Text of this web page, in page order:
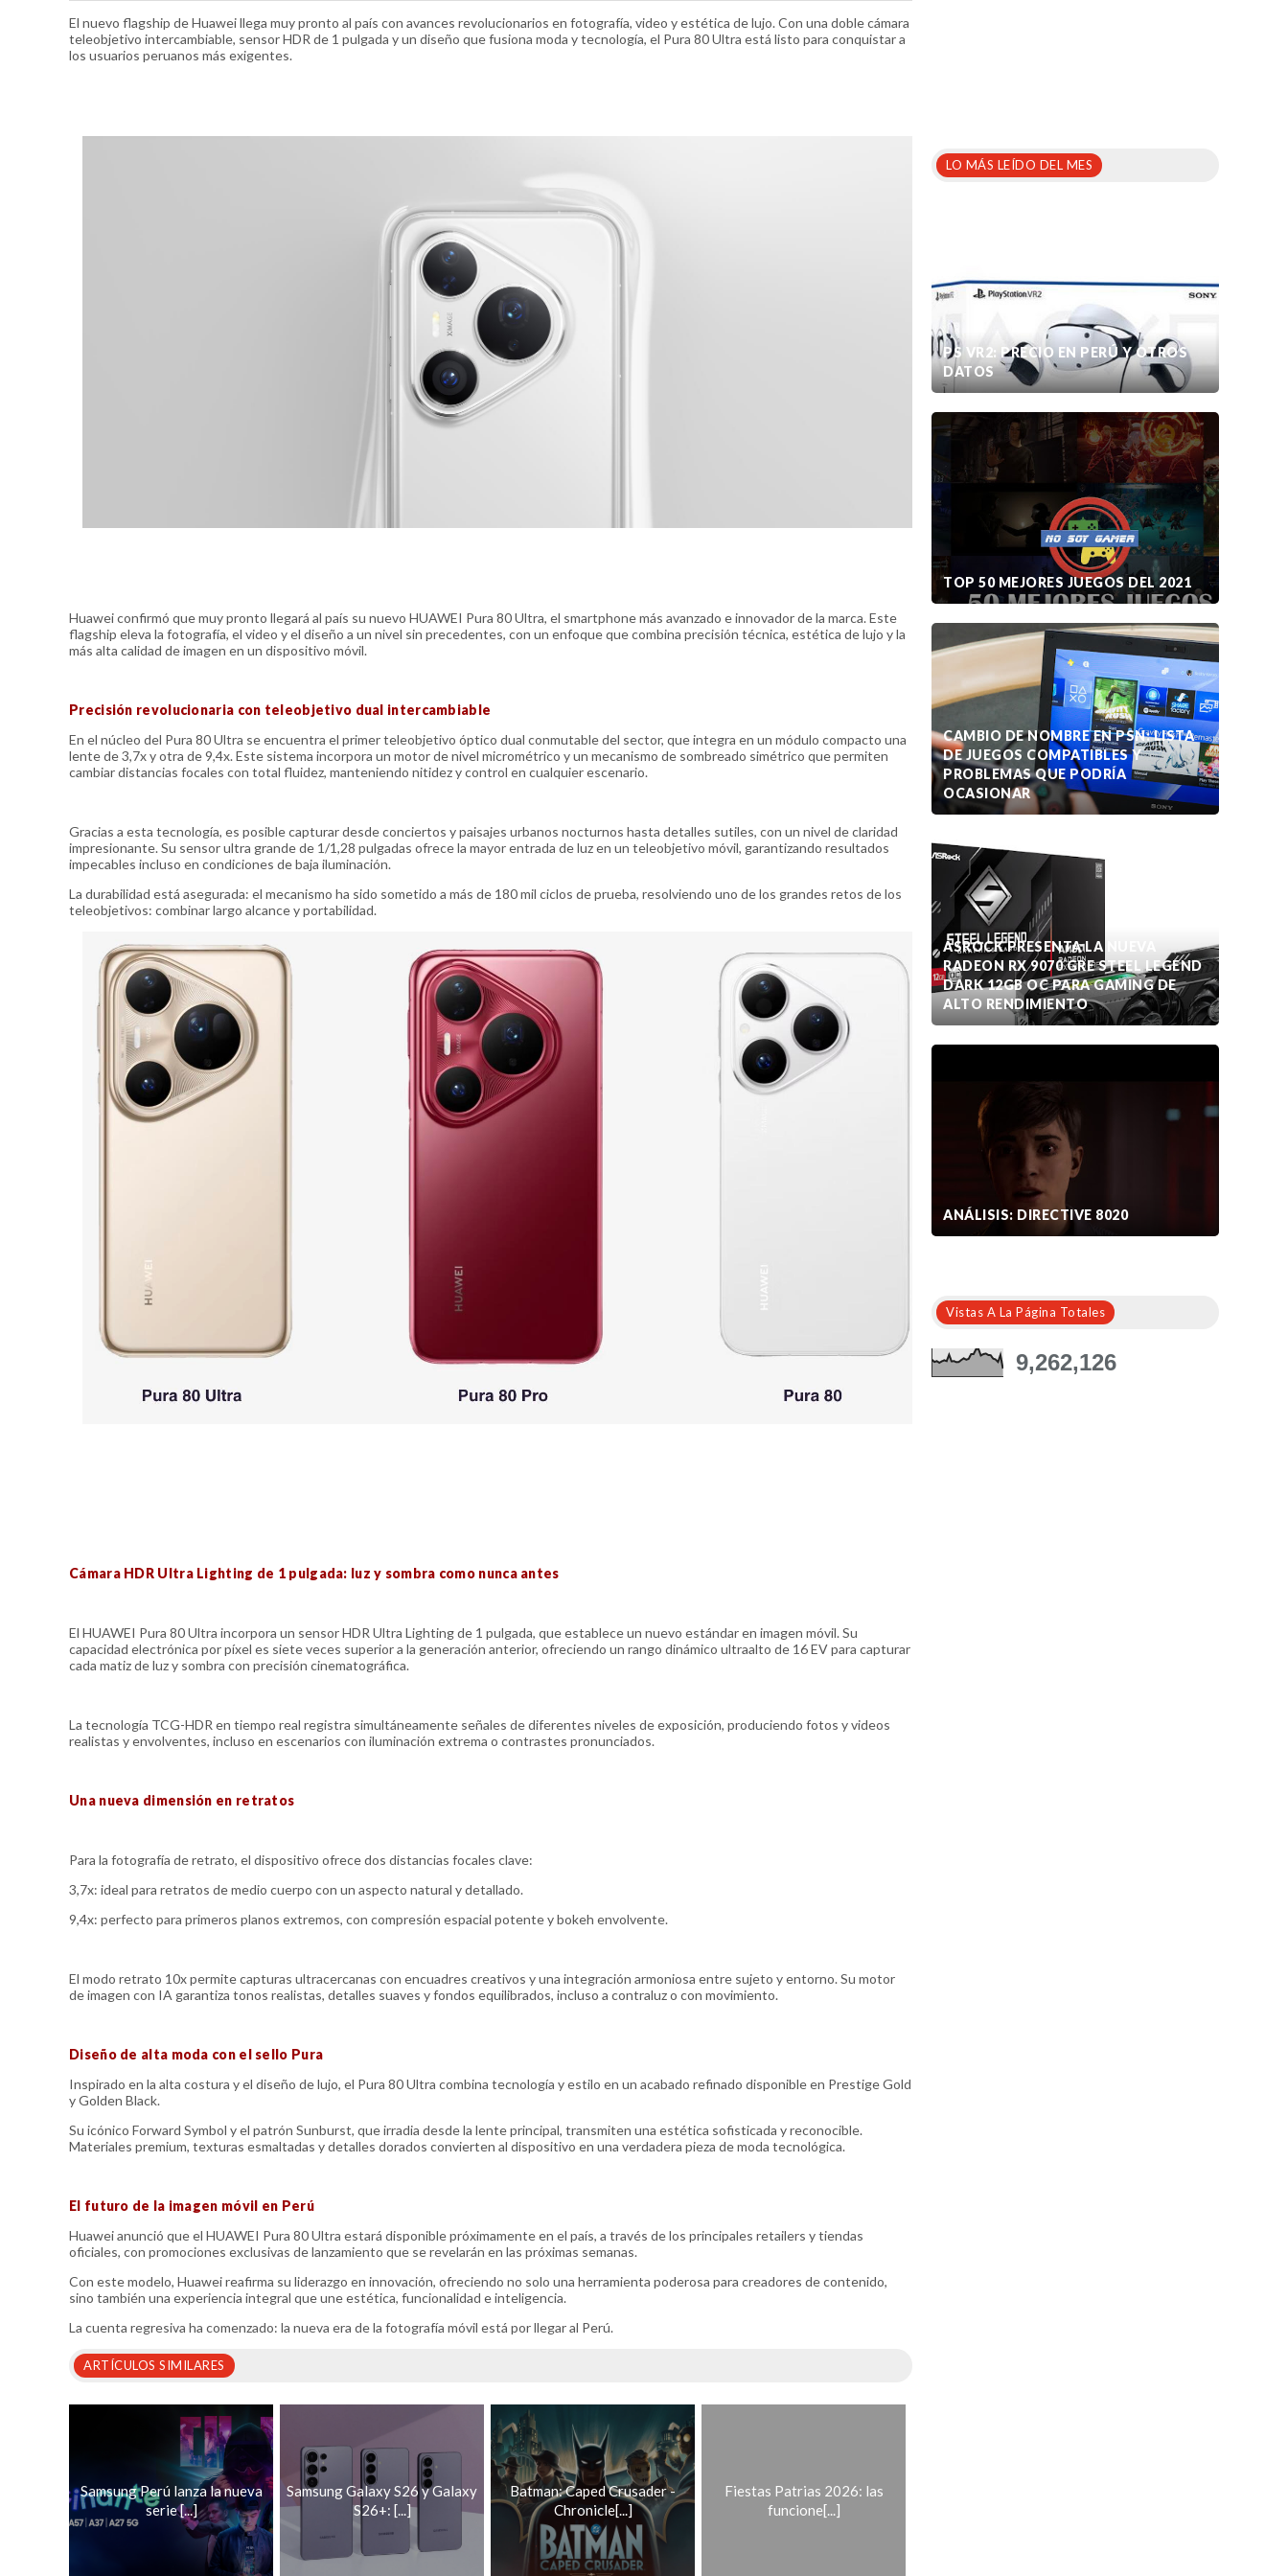
El nuevo flagship de Huawei llega muy pronto al país con avances revolucionarios en fotografía, video y estética de lujo. Con una doble cámara
teleobjetivo intercambiable, sensor HDR de 1 pulgada y un diseño que fusiona moda y tecnología, el Pura 80 Ultra está listo para conquistar a
los usuarios peruanos más exigentes.
Huawei confirmó que muy pronto llegará al país su nuevo HUAWEI Pura 80 Ultra, el smartphone más avanzado e innovador de la marca. Este
flagship eleva la fotografía, el video y el diseño a un nivel sin precedentes, con un enfoque que combina precisión técnica, estética de lujo y la
más alta calidad de imagen en un dispositivo móvil.
Precisión revolucionaria con teleobjetivo dual intercambiable
En el núcleo del Pura 80 Ultra se encuentra el primer teleobjetivo óptico dual conmutable del sector, que integra en un módulo compacto una
lente de 3,7x y otra de 9,4x. Este sistema incorpora un motor de nivel micrométrico y un mecanismo de sombreado simétrico que permiten
cambiar distancias focales con total fluidez, manteniendo nitidez y control en cualquier escenario.
Gracias a esta tecnología, es posible capturar desde conciertos y paisajes urbanos nocturnos hasta detalles sutiles, con un nivel de claridad
impresionante. Su sensor ultra grande de 1/1,28 pulgadas ofrece la mayor entrada de luz en un teleobjetivo móvil, garantizando resultados
impecables incluso en condiciones de baja iluminación.
La durabilidad está asegurada: el mecanismo ha sido sometido a más de 180 mil ciclos de prueba, resolviendo uno de los grandes retos de los
teleobjetivos: combinar largo alcance y portabilidad.
Cámara HDR Ultra Lighting de 1 pulgada: luz y sombra como nunca antes
El HUAWEI Pura 80 Ultra incorpora un sensor HDR Ultra Lighting de 1 pulgada, que establece un nuevo estándar en imagen móvil. Su
capacidad electrónica por píxel es siete veces superior a la generación anterior, ofreciendo un rango dinámico ultraalto de 16 EV para capturar
cada matiz de luz y sombra con precisión cinematográfica.
La tecnología TCG-HDR en tiempo real registra simultáneamente señales de diferentes niveles de exposición, produciendo fotos y videos
realistas y envolventes, incluso en escenarios con iluminación extrema o contrastes pronunciados.
Una nueva dimensión en retratos
Para la fotografía de retrato, el dispositivo ofrece dos distancias focales clave:
3,7x: ideal para retratos de medio cuerpo con un aspecto natural y detallado.
9,4x: perfecto para primeros planos extremos, con compresión espacial potente y bokeh envolvente.
El modo retrato 10x permite capturas ultracercanas con encuadres creativos y una integración armoniosa entre sujeto y entorno. Su motor
de imagen con IA garantiza tonos realistas, detalles suaves y fondos equilibrados, incluso a contraluz o con movimiento.
Diseño de alta moda con el sello Pura
Inspirado en la alta costura y el diseño de lujo, el Pura 80 Ultra combina tecnología y estilo en un acabado refinado disponible en Prestige Gold
y Golden Black.
Su icónico Forward Symbol y el patrón Sunburst, que irradia desde la lente principal, transmiten una estética sofisticada y reconocible.
Materiales premium, texturas esmaltadas y detalles dorados convierten al dispositivo en una verdadera pieza de moda tecnológica.
El futuro de la imagen móvil en Perú
Huawei anunció que el HUAWEI Pura 80 Ultra estará disponible próximamente en el país, a través de los principales retailers y tiendas
oficiales, con promociones exclusivas de lanzamiento que se revelarán en las próximas semanas.
Con este modelo, Huawei reafirma su liderazgo en innovación, ofreciendo no solo una herramienta poderosa para creadores de contenido,
sino también una experiencia integral que une estética, funcionalidad e inteligencia.
La cuenta regresiva ha comenzado: la nueva era de la fotografía móvil está por llegar al Perú.
ARTÍCULOS SIMILARES
Samsung Perú lanza la nueva
serie [...]
Samsung Galaxy S26 y Galaxy
S26+: [...]
Batman: Caped Crusader -
Chronicle[...]
Fiestas Patrias 2026: las
funcione[...]
LO MÁS LEÍDO DEL MES
PS VR2: PRECIO EN PERÚ Y OTROS
DATOS
TOP 50 MEJORES JUEGOS DEL 2021
CAMBIO DE NOMBRE EN PSN: LISTA
DE JUEGOS COMPATIBLES Y
PROBLEMAS QUE PODRÍA
OCASIONAR
ASROCK PRESENTA LA NUEVA
RADEON RX 9070 GRE STEEL LEGEND
DARK 12GB OC PARA GAMING DE
ALTO RENDIMIENTO
ANÁLISIS: DIRECTIVE 8020
Vistas A La Página Totales
9,262,126